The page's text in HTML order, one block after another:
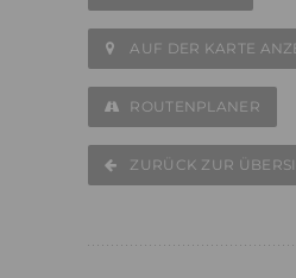
AUF DER KARTE
ROUTENPLANER
ZURÜCK ZUR